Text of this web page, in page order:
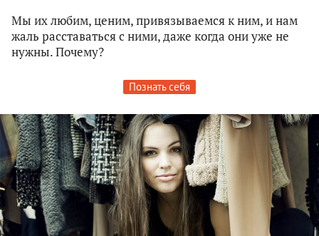
Мы их любим, ценим, привязываемся к ним, и нам
жаль расставаться с ними, даже когда они уже не
нужны. Почему?
Познать себя